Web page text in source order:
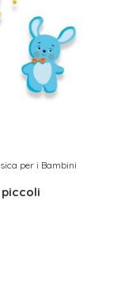
per i Bambini